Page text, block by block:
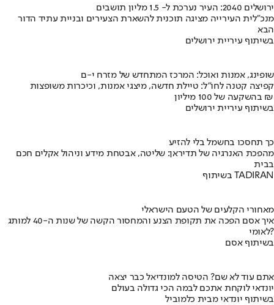
ירושלים 2040: העיר נערכת ל- 1.5 מליון תושבים
מנכ"לית העירייה מציגה תוכנית להשארת הצעירים ובניית עתיד הדור
הבא
בשיתוף עיריית ירושלים
שופינג, אמנות ואוכל: המרכז המתחדש של מזרח י-ם
קפיצה קטנה לחו"ל: טיילת חדשה, מיצגי אמנות, וכיכרות משופצות
בהשקעה של 100 מיליון ₪
בשיתוף עיריית ירושלים
כך תחסכו בחשמל בלי להזיע
מהפכת האנרגיה של תדיראן: שליטה, אבטחת מידע וניהול אקלים חכם
בבית
בשיתוף TADIRAN
מאחורי הקלעים של הטעם הישראלי
איך אסם הפכה את תקופת הצנע והמחסור הקשה של שנות ה-40 למותג
לאומי?
בשיתוף אסם
אתם עוד לא שם? הטיסה למונדיאל כבר יצאה
יונדאי לוקחת אתכם לבמה הכי גדולה בעולם
בשיתוף יונדאי מבית כלמוביל